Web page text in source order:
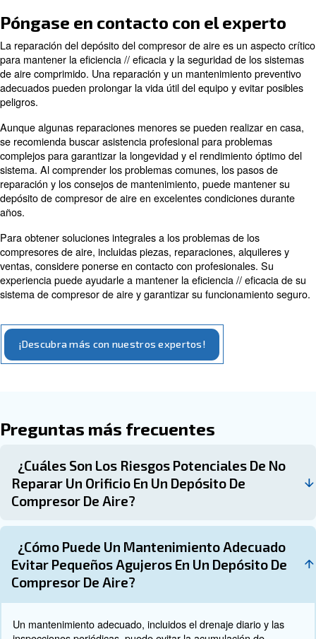
Proceder con el mantenimiento del depósito de aire o
aire puede ser muy fácil. A continuación se describen
rápidos a seguir:
Drenaje diario
evitar la corrosión.
Inspecciones periódicas: Realice inspecciones
comprobar si hay fugas, óxido y funcionalidad de la
Monitoreo de presión: monitoree y ajuste la presión del
acuerdo con las pautas del fabricante.
Mantenimiento de componentes: mantenga accesorios
de alivio de presión, manómetros y filtros de aire.
un mantenimiento adecuado
depósito de aire
reparación o sustitución del depósito del compresor de
profesionales cuentan con la experiencia y las
necesarias para realizar reparaciones complejas y
seguridad y la eficiencia // eficacia del sistema.
Señales de que necesita
profesional
Fugas o daños graves: los
daños físicos significativos requieren una reparación
Pruebas deválvulas: evite probar válvulas en un tanque